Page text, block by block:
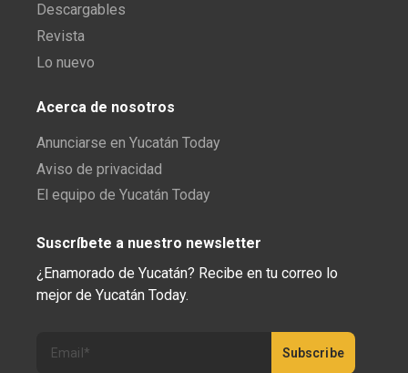
Descargables
Revista
Lo nuevo
Acerca de nosotros
Anunciarse en Yucatán Today
Aviso de privacidad
El equipo de Yucatán Today
Suscríbete a nuestro newsletter
¿Enamorado de Yucatán? Recibe en tu correo lo
mejor de Yucatán Today.